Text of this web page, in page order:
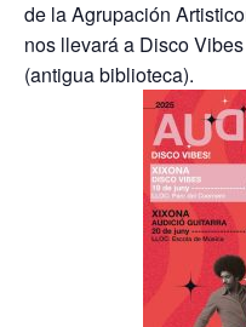
de la Agrupación
nos llevará a Disco
(antigua biblioteca).